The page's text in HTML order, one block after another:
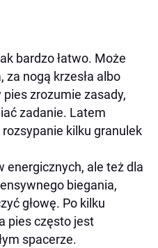
bardzo łatwo. Może
za nogą krzesła albo
zrozumie zasady,
zadanie. Latem
kilku granulek
energicznych, ale też dla
biegania,
głowę. Po kilku
pies często jest
spacerze.